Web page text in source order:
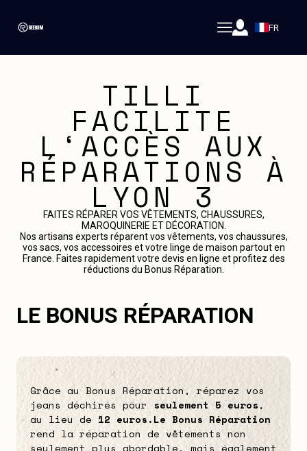
FR
TILLI
FACILITE
L‘ACCÈS AUX
RÉPARATIONS À
LYON 3
FAITES RÉPARER VOS VÊTEMENTS, CHAUSSURES,
MAROQUINERIE ET DÉCORATION.
Nos artisans experts réparent vos vêtements, vos chaussures,
vos sacs, vos accessoires et votre linge de maison partout en
France. Faites rapidement votre devis en ligne et profitez des
réductions du Bonus Réparation.
LE BONUS RÉPARATION
Grâce au Bonus Réparation, réparez vos
jeans déchirés pour seulement 5 euros,
au lieu de 12 euros.Le Bonus Réparation
rend la réparation de vêtements non
seulement plus abordable, mais également